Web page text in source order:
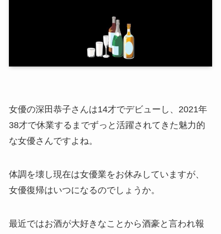
女優の深田恭子さんは14才でデビューし、2021年
38才で休業するまでずっと活躍されてきた魅力的
な女優さんですよね。
体調を壊し現在は女優業をお休みしていますが、
女優復帰はいつになるのでしょうか。
最近ではお酒が大好きなことから酒豪と言われ報